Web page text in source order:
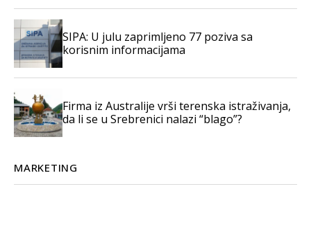
SIPA: U julu zaprimljeno 77 poziva sa
korisnim informacijama
Firma iz Australije vrši terenska istraživanja,
da li se u Srebrenici nalazi “blago”?
MARKETING